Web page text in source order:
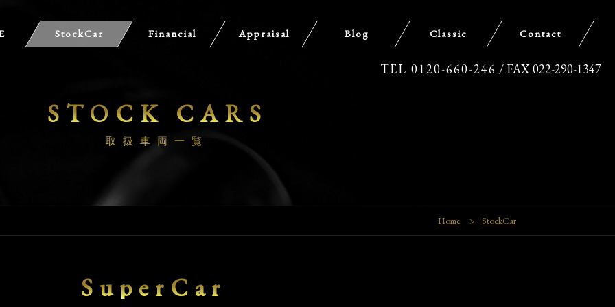
TEL 0120-660-246 / FAX 022-290-1347
StockCar Financial Appraisal Blog Classic Contact
STOCK CARS
取扱車両一覧
Home > StockCar
SuperCar